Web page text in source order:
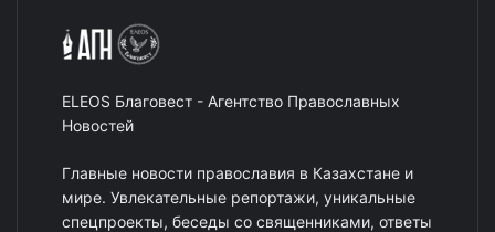
ELEOS Благовест - Агентство Православных
Новостей
Главные новости православия в Казахстане и
мире. Увлекательные репортажи, уникальные
спецпроекты, беседы со священниками, ответы